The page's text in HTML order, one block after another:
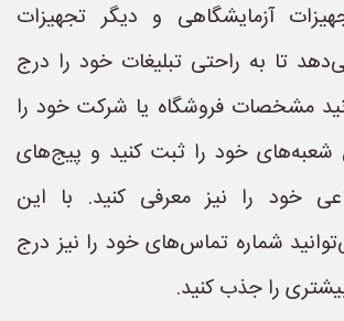
آزمایشگاهی و دیگر تجهیزات
تا به راحتی تبلیغات خود را درج
مشخصات فروشگاه یا شرکت خود را
شعبه‌های خود را ثبت کنید و پیج‌های
خود را نیز معرفی کنید. با این
شماره تماس‌های خود را نیز درج
را جذب کنید.